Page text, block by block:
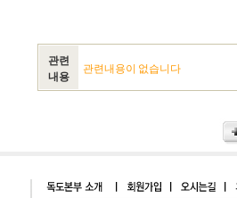
관련
내용
관련내용이 없습니다